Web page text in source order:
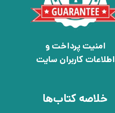
امنیت پرداخت و
اطلاعات کاربران سایت
خلاصه کتاب‌ها